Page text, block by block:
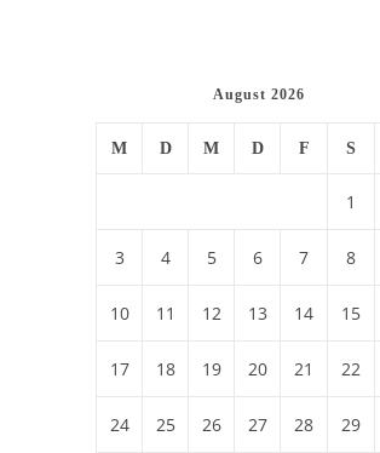
August 2026
M D M D F S
1
3 4 5 6 7 8
10 11 12 13 14 15
17 18 19 20 21 22
24 25 26 27 28 29